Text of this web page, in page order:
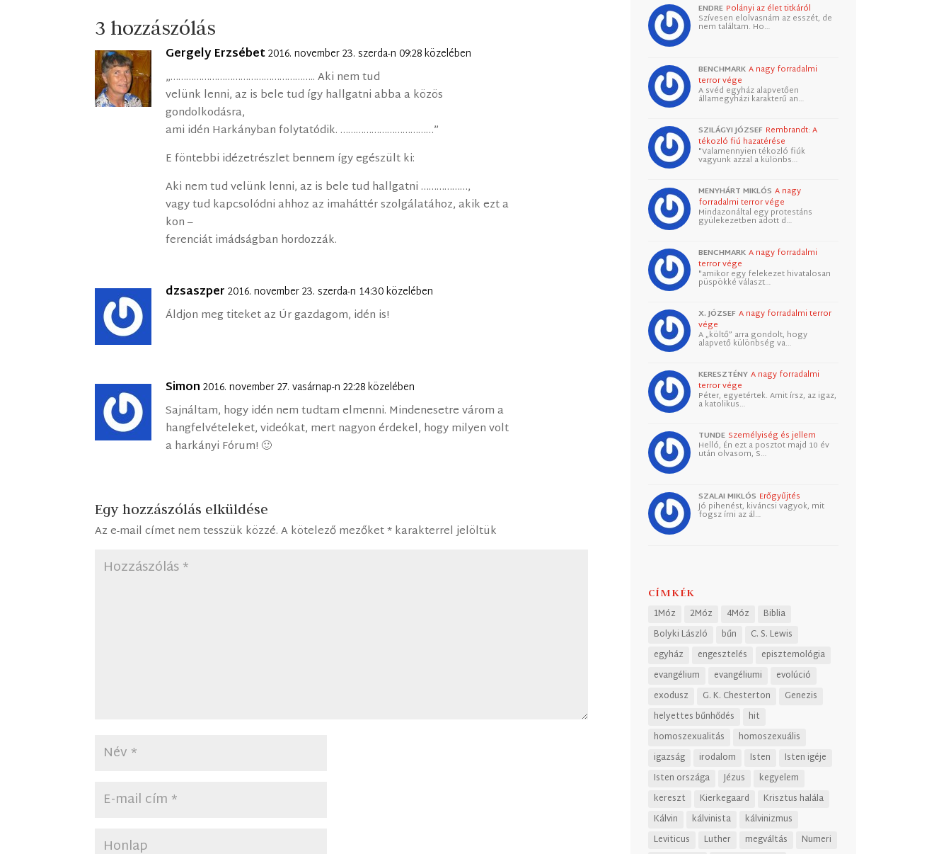
3 hozzászólás
Gergely Erzsébet2016. november 23. szerda-n 09:28 közelében
„……………………………………………….. Aki nem tud
velünk lenni, az is bele tud így hallgatni abba a közös
gondolkodásra,
ami idén Harkányban folytatódik. ………………………………”
E föntebbi idézetrészlet bennem így egészült ki:
Aki nem tud velünk lenni, az is bele tud hallgatni ………………,
vagy tud kapcsolódni ahhoz az imaháttér szolgálatához, akik ezt a
kon –
ferenciát imádságban hordozzák.
dzsaszper 2016. november 23. szerda-n 14:30 közelében
Áldjon meg titeket az Úr gazdagom, idén is!
Simon 2016. november 27. vasárnap-n 22:28 közelében
Sajnáltam, hogy idén nem tudtam elmenni. Mindenesetre várom a
hangfelvételeket, videókat, mert nagyon érdekel, hogy milyen volt
a harkányi Fórum! 🙂
Egy hozzászólás elküldése
Az e-mail címet nem tesszük közzé. A kötelező mezőket*karakterrel jelöltük
ENDRE Polányi az élet titkáról
Szívesen elolvasnám az esszét, de
nem találtam. Ho…
BENCHMARK A nagy forradalmi
terror vége
A svéd egyház alapvetően
államegyházi karakterű an…
SZILÁGYI JÓZSEF Rembrandt: A
tékozló fiú hazatérése
"Valamennyien tékozló fiúk
vagyunk azzal a különbs…
MENYHÁRT MIKLÓS A nagy
forradalmi terror vége
Mindazonáltal egy protestáns
gyülekezetben adott d…
BENCHMARK A nagy forradalmi
terror vége
"amikor egy felekezet hivatalosan
püspökké választ…
X. JÓZSEF A nagy forradalmi terror
vége
A „költő” arra gondolt, hogy
alapvető különbség va…
KERESZTÉNY A nagy forradalmi
terror vége
Péter, egyetértek. Amit írsz, az igaz,
a katolikus…
TUNDE Személyiség és jellem
Helló, Én ezt a posztot majd 10 év
után olvasom, S…
SZALAI MIKLÓS Erőgyűjtés
Jó pihenést, kiváncsi vagyok, mit
fogsz írni az ál…
CÍMKÉK
1Móz 2Móz 4Móz
Biblia
Bolyki László
bűn
C. S. Lewis
egyház
engesztelés
episztemológia
evangélium
evangéliumi
evolúció
exodusz
G. K. Chesterton
Genezis
helyettes bűnhődés
hit
homoszexualitás
homoszexuális
igazság
irodalom Isten
Isten igéje
Isten országa
Jézus
kegyelem
kereszt
Kierkegaard
Krisztus halála
Kálvin
kálvinista
kálvinizmus
Leviticus
Luther megváltás
Numeri